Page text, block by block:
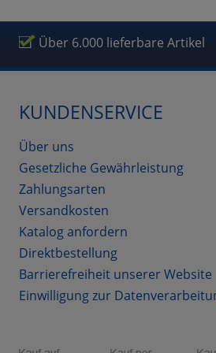
Über 6.000 lieferbare Artikel
KUNDENSERVICE
Über uns
Gesetzliche Gewährleistung
Zahlungsarten
Versandkosten
Katalog anfordern
Direktbestellung
Barrierefreiheit unserer Website
Einwilligung zur
zurückzu Haupptseite Zustimmung